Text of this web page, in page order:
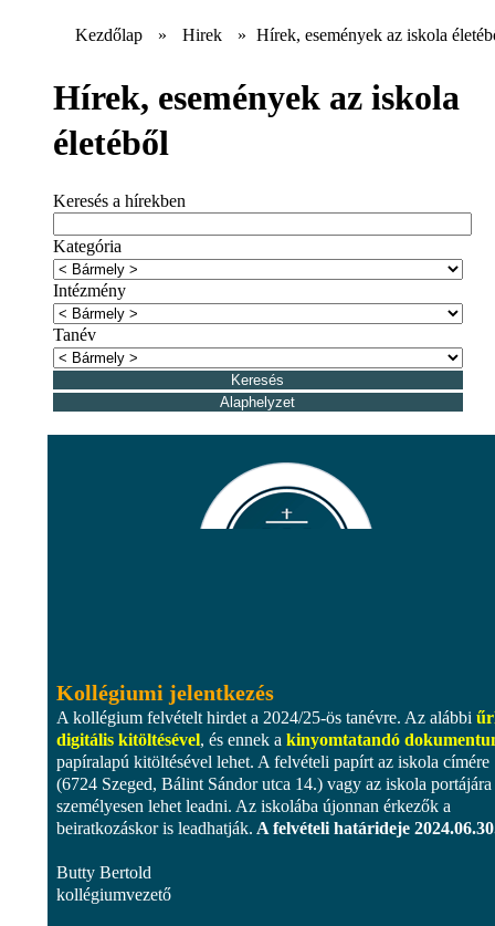
Kezdőlap » Hirek » Hírek, események az iskola
Hírek, események az iskola
életéből
Keresés a hírekben
Kategória
Intézmény
Tanév
Kollégiumi jelentkezés
A kollégium felvételt hirdet a 2024/25-ös tanévre. Az alábbi
digitális kitöltésével, és ennek a kinyomtatandó
papíralapú kitöltésével lehet. A felvételi papírt az iskola címére
(6724 Szeged, Bálint Sándor utca 14.) vagy az iskola portájára
személyesen lehet leadni. Az iskolába újonnan érkezők a
beiratkozáskor is leadhatják. A felvételi határideje
Butty Bertold
kollégiumvezető